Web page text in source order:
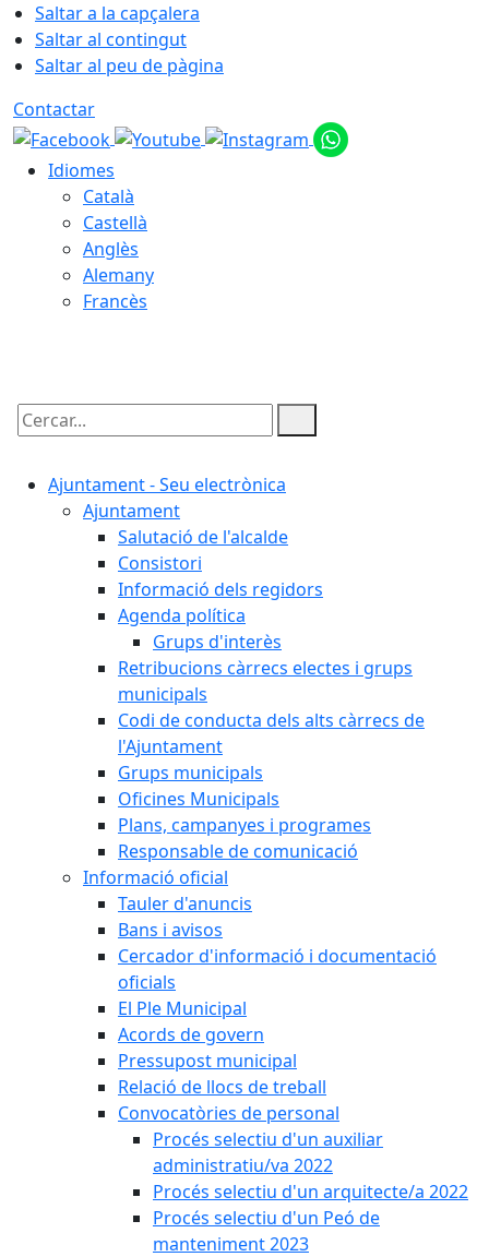
Saltar a la capçalera
Saltar al contingut
Saltar al peu de pàgina
Contactar
Idiomes
Català
Castellà
Anglès
Alemany
Francès
Cercar:
Ajuntament - Seu electrònica
Ajuntament
Salutació de l'alcalde
Consistori
Informació dels regidors
Agenda política
Grups d'interès
Retribucions càrrecs electes i grups
municipals
Codi de conducta dels alts càrrecs de
l'Ajuntament
Grups municipals
Oficines Municipals
Plans, campanyes i programes
Responsable de comunicació
Informació oficial
Tauler d'anuncis
Bans i avisos
Cercador d'informació i documentació
oficials
El Ple Municipal
Acords de govern
Pressupost municipal
Relació de llocs de treball
Convocatòries de personal
Procés selectiu d'un auxiliar
administratiu/va 2022
Procés selectiu d'un arquitecte/a 2022
Procés selectiu d'un Peó de
manteniment 2023